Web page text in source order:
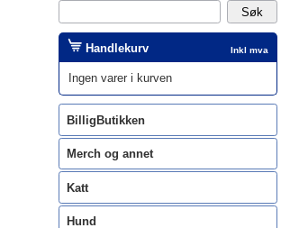
Inkl mva
Handlekurv
Ingen varer i kurven
BilligButikken
Merch og annet
Katt
Hund